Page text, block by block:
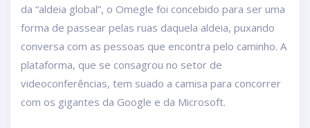
da “aldeia global”, o Omegle foi concebido para ser uma
forma de passear pelas ruas daquela aldeia, puxando
conversa com as pessoas que encontra pelo caminho. A
plataforma, que se consagrou no setor de
videoconferências, tem suado a camisa para concorrer
com os gigantes da Google e da Microsoft.